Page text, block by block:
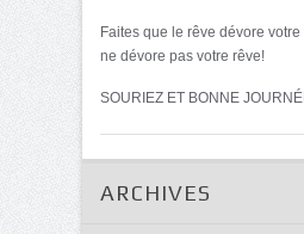
Faites que le rêve dévore
ne dévore pas votre rêve!
SOURIEZ ET BONNE
ARCHIVES